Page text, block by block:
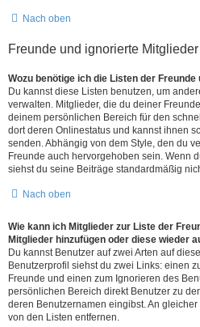
Nach oben
Freunde und ignorierte Mitglieder
Wozu benötige ich die Listen der
Du kannst diese Listen benutzen, um
verwalten. Mitglieder, die du deiner
deinem persönlichen Bereich für den
dort deren Onlinestatus und kannst ihnen
senden. Abhängig von dem Style, den du
Freunde auch hervorgehoben sein. Wenn
siehst du seine Beiträge standardmäßig
Nach oben
Wie kann ich Mitglieder zur Liste der
Mitglieder hinzufügen oder diese wieder
Du kannst Benutzer auf zwei Arten auf
Benutzerprofil siehst du zwei Links: einen
Freunde und einen zum Ignorieren des
persönlichen Bereich direkt Benutzer zu
deren Benutzernamen eingibst. An
von den Listen entfernen.